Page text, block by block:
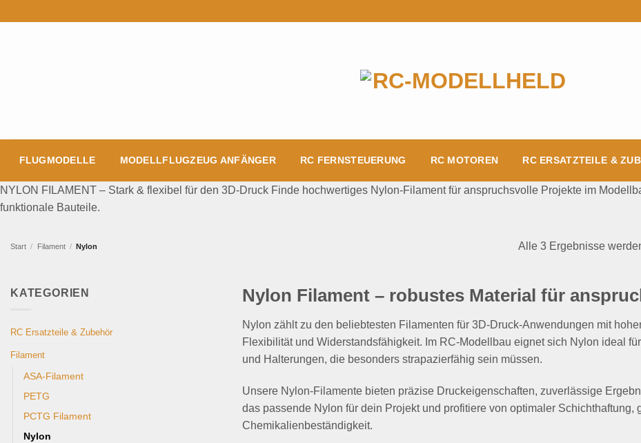
Inhalt
FLUGMODELLE MODELLFLUGZEUG ANFÄNGER RC FERNSTEUERUNG RC MOTOREN RC ERSATZTEILE &
NYLON FILAMENT – Stark & flexibel für den 3D-Druck Finde hochwertiges Nylon-Filament für anspruchsvolle Projekte im
funktionale Bauteile.
Start / Filament / Nylon Alle 3 Ergebnisse
KATEGORIEN
RC Ersatzteile & Zubehör
Filament
ASA-Filament
PETG
PCTG Filament
Nylon
Nylon Filament – robustes Material für
Nylon zählt zu den beliebtesten Filamenten für 3D-Druck-Anwendungen mit
Flexibilität und Widerstandsfähigkeit. Im RC-Modellbau eignet sich Nylon ideal
und Halterungen, die besonders strapazierfähig sein müssen.
Unsere Nylon-Filamente bieten präzise Druckeigenschaften, zuverlässige
das passende Nylon für dein Projekt und profitiere von optimaler
Chemikalienbeständigkeit.